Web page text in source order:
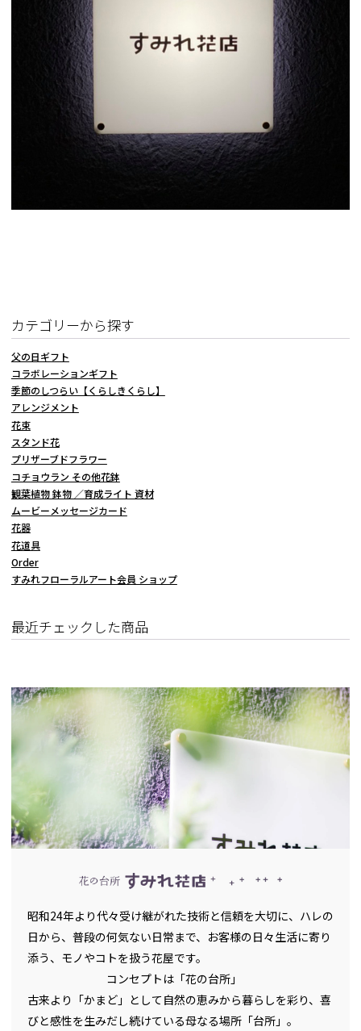
カテゴリーから探す
父の日ギフト
コラボレーションギフト
季節のしつらい【くらしきくらし】
アレンジメント
花束
スタンド花
プリザーブドフラワー
コチョウラン その他花鉢
観葉植物 鉢物 ／育成ライト 資材
ムービーメッセージカード
花器
花道具
Order
すみれフローラルアート会員 ショップ
最近チェックした商品
昭和24年より代々受け継がれた技術と信頼を大切に、ハレの
日から、普段の何気ない日常まで、お客様の日々生活に寄り
添う、モノやコトを扱う花屋です。
コンセプトは「花の台所」
古来より「かまど」として自然の恵みから暮らしを彩り、喜
びと感性を生みだし続けている母なる場所「台所」。